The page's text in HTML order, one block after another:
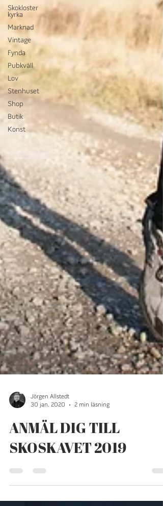
Skokloster
kyrka
Marknad
Vintage
Fynda
Pubkväll
Lov
Stenhuset
Shop
Butik
Konst
30 jan. 2020
2 min läsning
ANMÄL DIG TILL
SKOSKAVET 2019